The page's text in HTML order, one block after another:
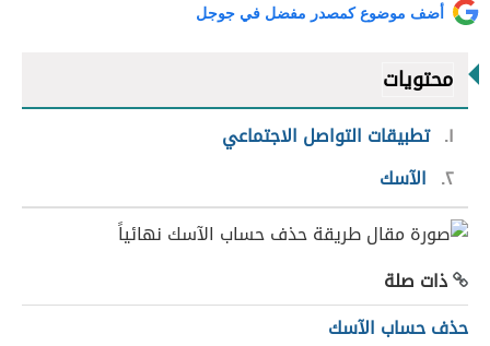
أضف موضوع كمصدر مفضل في جوجل
محتويات
١ تطبيقات التواصل الاجتماعي
٢ الآسك
ذات صلة
حذف حساب الآسك